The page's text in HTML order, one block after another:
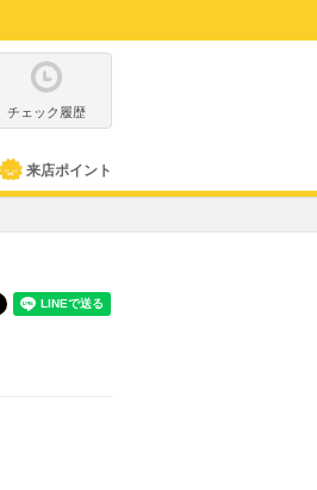
チェック履歴
来店ポイント